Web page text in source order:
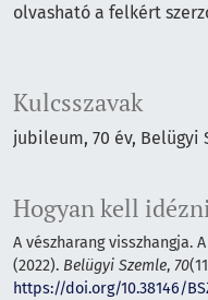
Kulcsszavak
jubileum 70 év Belügyi
Hogyan kell
A vészharang visszhangja.
(2022). Belügyi Szemle, 70
https://doi.org/10.38146/
olvasható a felkért